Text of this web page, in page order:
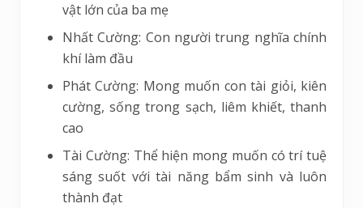
vật lớn của ba mẹ
Nhất Cường: Con người trung nghĩa chính
khí làm đầu
Phát Cường: Mong muốn con tài giỏi, kiên
cường, sống trong sạch, liêm khiết, thanh
cao
Tài Cường: Thể hiện mong muốn có trí tuệ
sáng suốt với tài năng bẩm sinh và luôn
thành đạt